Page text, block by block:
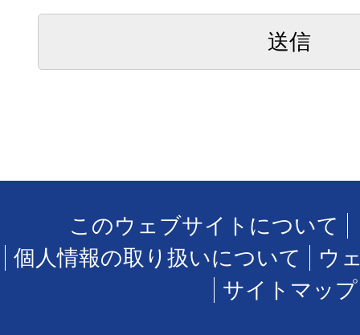
このウェブサイトについて
個人情報の取り扱いについて
ウ
サイトマップ